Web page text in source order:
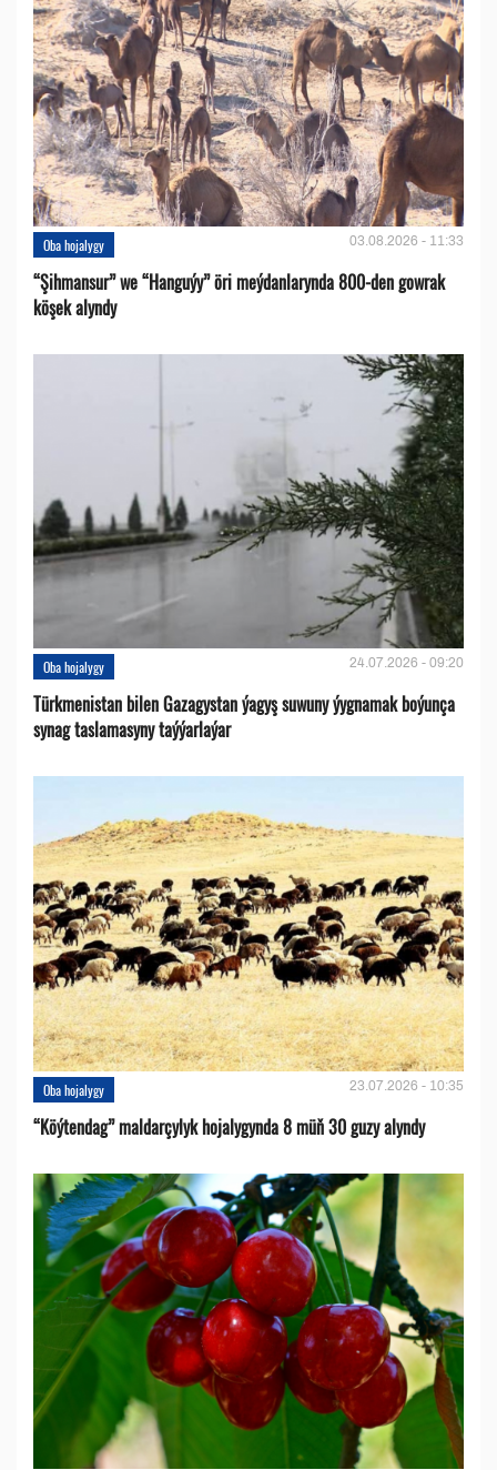
Oba hojalygy 03.08.2026 - 11:33
“Şihmansur” we “Hanguýy” öri meýdanlarynda 800-den gowrak
köşek alyndy
Oba hojalygy 24.07.2026 - 09:20
Türkmenistan bilen Gazagystan ýagyş suwuny ýygnamak boýunça
synag taslamasyny taýýarlaýar
Oba hojalygy 23.07.2026 - 10:35
“Köýtendag” maldarçylyk hojalygynda 8 müň 30 guzy alyndy